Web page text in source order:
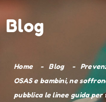
Blog
Home Blog
OSAS e bambini, ne
pubblica le linee guida